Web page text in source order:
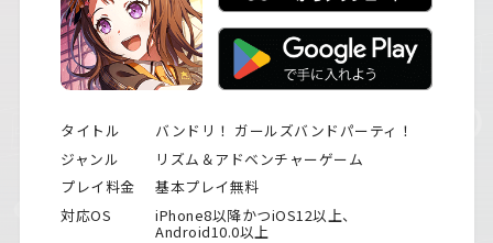
タイトル
バンドリ！ ガールズバンドパーティ！
ジャンル
リズム＆アドベンチャーゲーム
プレイ料金
基本プレイ無料
対応OS
iPhone8以降かつiOS12以上、
Android10.0以上